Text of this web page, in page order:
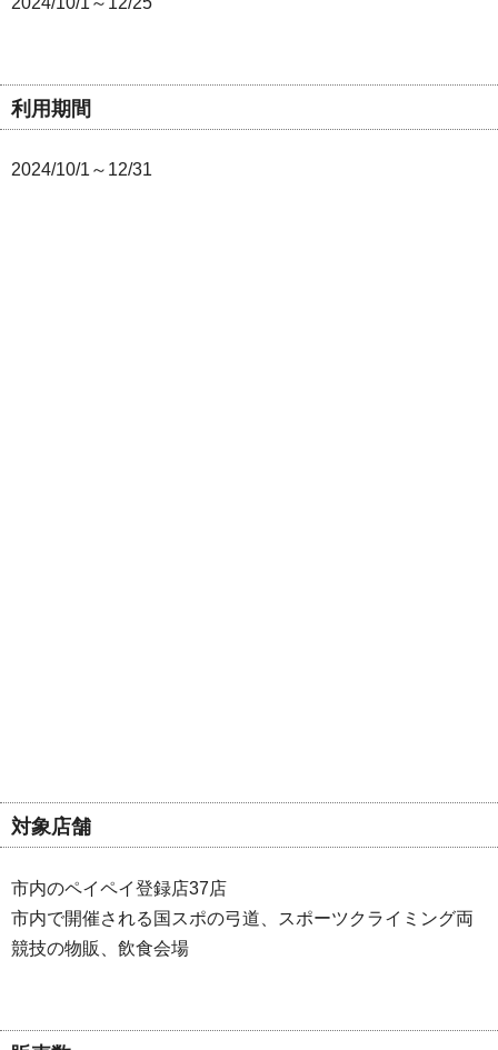
利用期間
2024/10/1～12/31
対象店舗
市内のペイペイ登録店37店
市内で開催される国スポの弓道、スポーツクライミング両
競技の物販、飲食会場